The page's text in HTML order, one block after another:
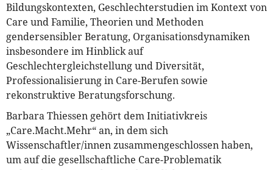
Bildungskontexten, Geschlechterstudien im Kontext von
Care und Familie, Theorien und Methoden
gendersensibler Beratung, Organisationsdynamiken
insbesondere im Hinblick auf
Geschlechtergleichstellung und Diversität,
Professionalisierung in Care-Berufen sowie
rekonstruktive Beratungsforschung.
Barbara Thiessen gehört dem Initiativkreis
„Care.Macht.Mehr“ an, in dem sich
Wissenschaftler/innen zusammengeschlossen haben,
um auf die gesellschaftliche Care-Problematik